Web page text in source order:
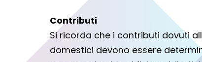
Contributi
Si ricorda che i contributi dovuti
domestici devono essere